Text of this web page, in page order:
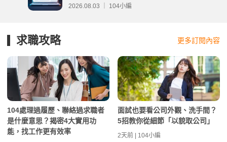
2026.08.03 ｜ 104小編
求職攻略 更多訂閱內容
104處理過履歷、聯絡過求職者
是什麼意思？揭密4大實用功
能，找工作更有效率
面試也要看公司外觀、洗手間？
5招教你從細節「以貌取公司」
2天前 | 104小編